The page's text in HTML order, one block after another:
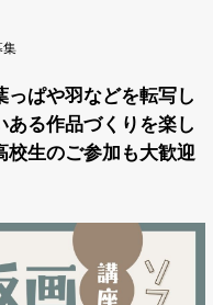
集
ぱや羽などを転写し
る作品づくりを楽し
生のご参加も大歓迎